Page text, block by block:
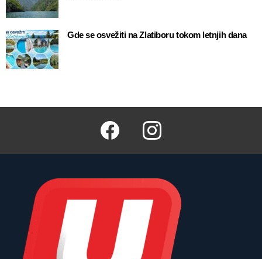
Gde se osvežiti na Zlatiboru tokom letnjih dana
Facebook Instagram